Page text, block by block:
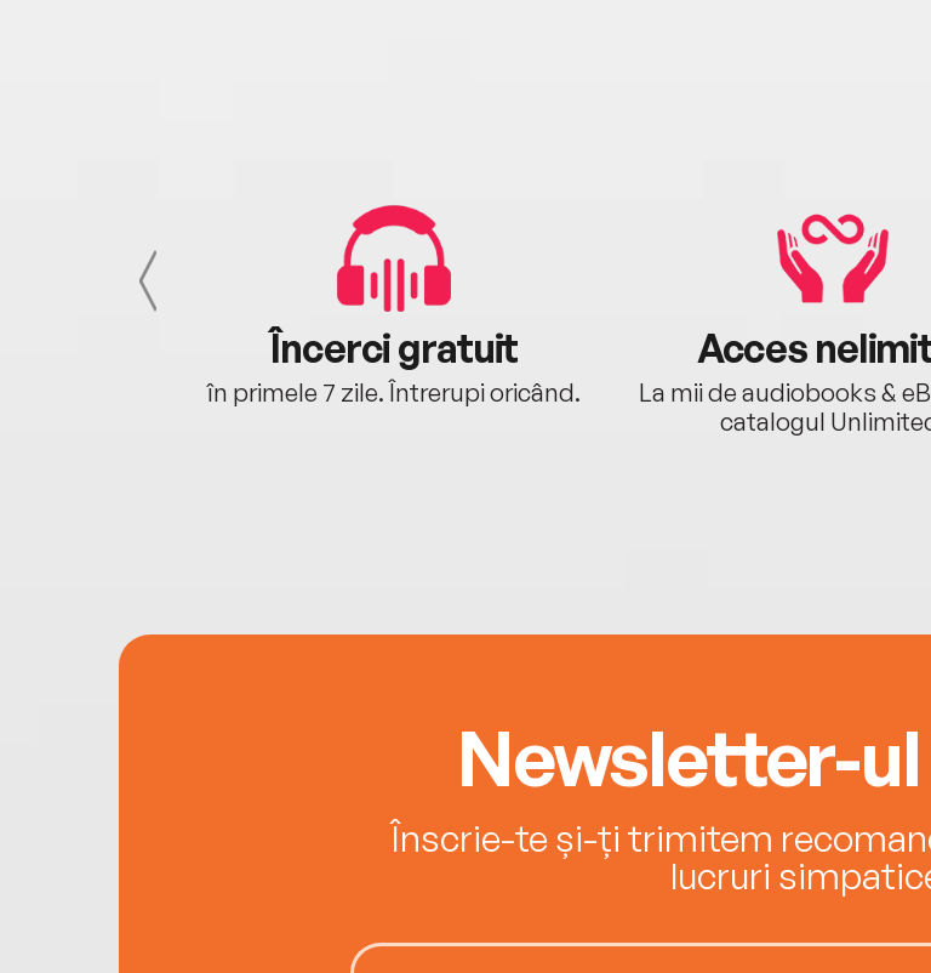
Încerci gratuit
în primele 7 zile. Întrerupi oricând.
Acces
La mii de audiobooks &
catalogul
Newsletter-
Înscrie-te și-ți trimitem
lucruri